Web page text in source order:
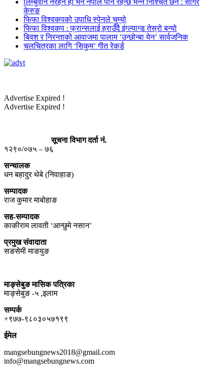
लिम्बुवान नरहने हो भने नेपाल पनि रहन्छ भन्ने निश्चित छैन : सागर
केरुङ
फिफा विश्वकपको उपाधि स्पेनले चुम्यो
फिफा विश्वकप : फ्रान्सलाई हराउँदै इंग्ल्यान्ड तेस्रो बन्यो
बिवश र निरन्ताको आवाजमा पालाम ‘उन्छोन्बा येन’ सार्वजनिक
चलचित्रका लागि ‘सिकुम’ गीत रेकर्ड
Advertise Expired !
Advertise Expired !
सूचना विभाग दर्ता नं.
१२९०/०७५ – ७६
सन्चालक
धन बहादुर थेबे (निवाहाङ)
सम्पादक
राज कुमार माबोहाङ
सह-सम्पादक
काकीराम लावती ‘आन्छुमे नसान’
प्रमुख संवादाता
सङसेमी माङयुङ
माङ्सेबुङ मासिक पत्रिका
माङ्सेबुङ -५ ,इलाम
सम्पर्क
+९७७-९८०३०५७१९९
ईमेल
mangsebungnews2018@gmail.com
info@mangsebungnews.com